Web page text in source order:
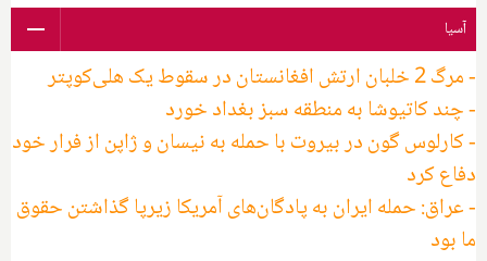
آسیا
- مرگ 2 خلبان ارتش افغانستان در سقوط یک هلی‌کوپتر
- چند کاتیوشا به منطقه سبز بغداد خورد
- کارلوس گون در بیروت با حمله به نیسان و ژاپن از فرار خود
دفاع کرد
- عراق: حمله ایران به پادگان‌های آمریکا زیرپا گذاشتن حقوق
ما بود